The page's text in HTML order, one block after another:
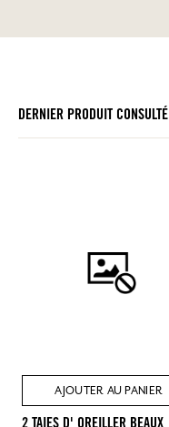
DERNIER PRODUIT CONSULTÉ
AJOUTER AU PANIER